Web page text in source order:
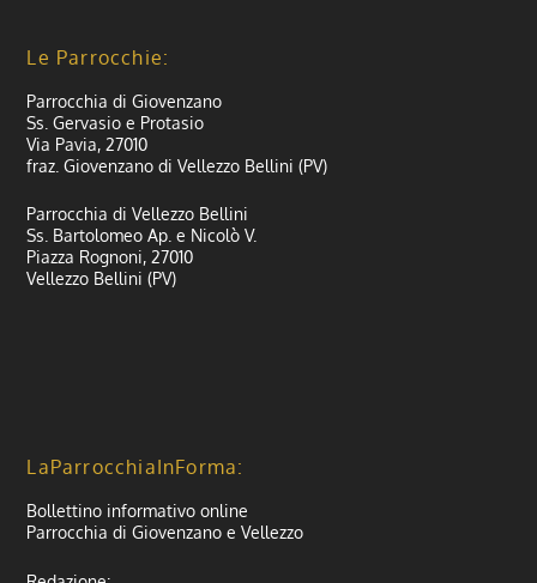
Le Parrocchie:
Parrocchia di Giovenzano
Ss. Gervasio e Protasio
Via Pavia, 27010
fraz. Giovenzano di Vellezzo Bellini (PV)
Parrocchia di Vellezzo Bellini
Ss. Bartolomeo Ap. e Nicolò V.
Piazza Rognoni, 27010
Vellezzo Bellini (PV)
LaParrocchiaInForma:
Bollettino informativo online
Parrocchia di Giovenzano e Vellezzo